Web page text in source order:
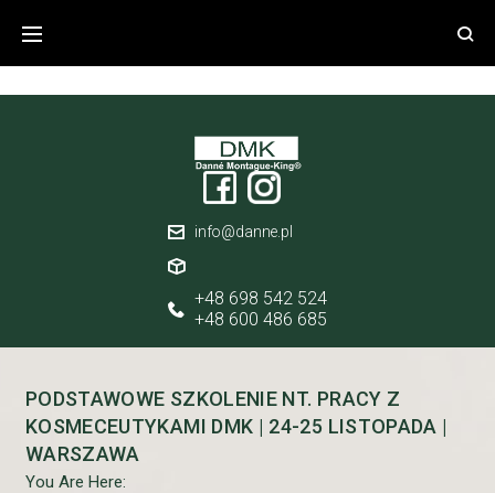
content
info@danne.pl
+48 698 542 524
+48 600 486 685
PODSTAWOWE SZKOLENIE NT. PRACY Z
KOSMECEUTYKAMI DMK | 24-25 LISTOPADA |
WARSZAWA
You Are Here: